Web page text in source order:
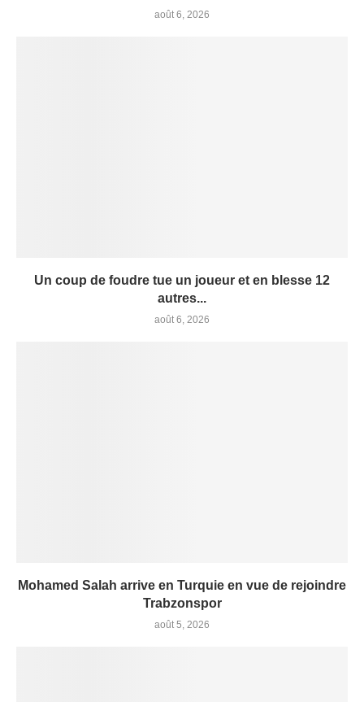
août 6, 2026
Un coup de foudre tue un joueur et en blesse 12
autres...
août 6, 2026
Mohamed Salah arrive en Turquie en vue de rejoindre
Trabzonspor
août 5, 2026